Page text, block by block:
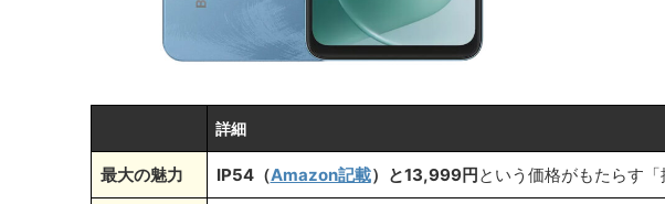
詳細
最大の魅力 IP54（Amazon記載）と13,999円という価格がもたらす